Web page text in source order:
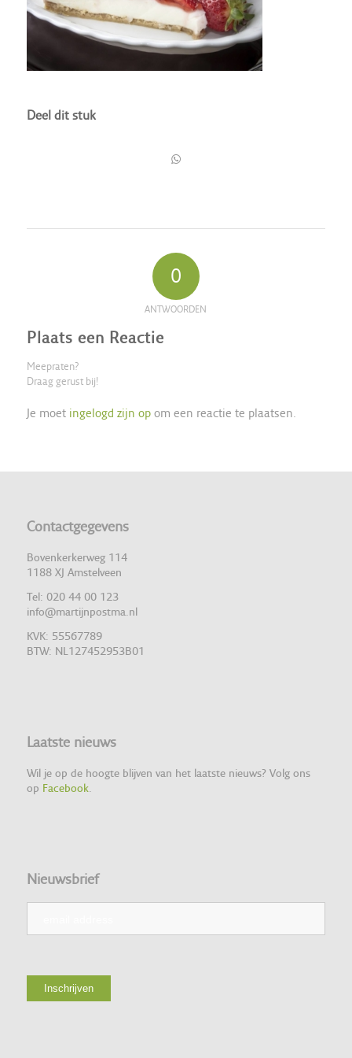
Deel dit stuk
0
ANTWOORDEN
Plaats een Reactie
Meepraten?
Draag gerust bij!
Je moet ingelogd zijn opom een reactie te plaatsen.
Contactgegevens
Bovenkerkerweg 114
1188 XJ Amstelveen
Tel: 020 44 00 123
info@martijnpostma.nl
KVK: 55567789
BTW: NL127452953B01
Laatste nieuws
Wil je op de hoogte blijven van het laatste nieuws? Volg ons
op Facebook.
Nieuwsbrief